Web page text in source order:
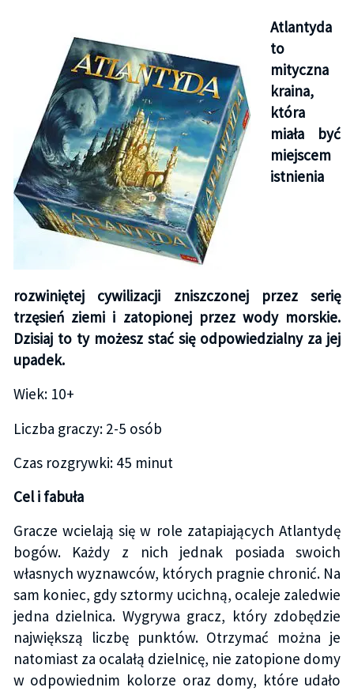
Atlantyda
to
mityczna
kraina,
która
miała być
miejscem
istnienia
rozwiniętej cywilizacji zniszczonej przez serię
trzęsień ziemi i zatopionej przez wody morskie.
Dzisiaj to ty możesz stać się odpowiedzialny za jej
upadek.
Wiek: 10+
Liczba graczy: 2-5 osób
Czas rozgrywki: 45 minut
Cel i fabuła
Gracze wcielają się w role zatapiających Atlantydę
bogów. Każdy z nich jednak posiada swoich
własnych wyznawców, których pragnie chronić. Na
sam koniec, gdy sztormy ucichną, ocaleje zaledwie
jedna dzielnica. Wygrywa gracz, który zdobędzie
największą liczbę punktów. Otrzymać można je
natomiast za ocalałą dzielnicę, nie zatopione domy
w odpowiednim kolorze oraz domy, które udało